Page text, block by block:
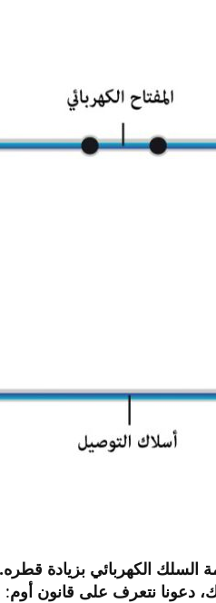
السلك الكهربائي بزيادة
دعونا نتعرف على قانون أوم:​